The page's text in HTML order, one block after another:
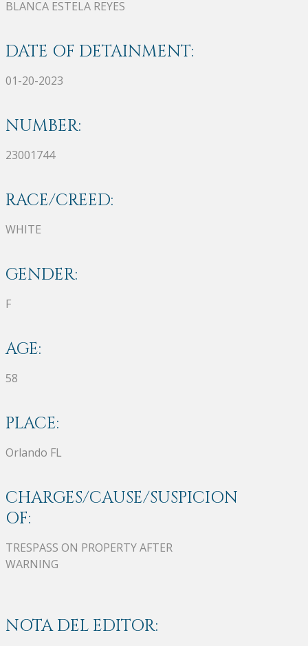
BLANCA ESTELA REYES
DATE OF DETAINMENT:
01-20-2023
NUMBER:
23001744
RACE/CREED:
WHITE
GENDER:
F
AGE:
58
PLACE:
Orlando FL
CHARGES/CAUSE/SUSPICION
OF:
TRESPASS ON PROPERTY AFTER
WARNING
NOTA DEL EDITOR: